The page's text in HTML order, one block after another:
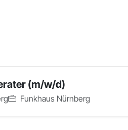
(m/w/d)
Funkhaus Nürnberg